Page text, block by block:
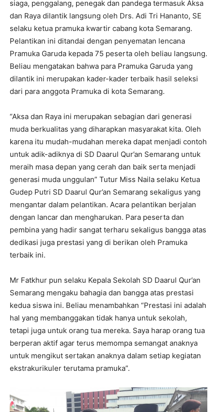
siaga, penggalang, penegak dan pandega termasuk Aksa
dan Raya dilantik langsung oleh Drs. Adi Tri Hananto, SE
selaku ketua pramuka kwartir cabang kota Semarang.
Pelantikan ini ditandai dengan penyematan lencana
Pramuka Garuda kepada 75 peserta oleh beliau langsung.
Beliau mengatakan bahwa para Pramuka Garuda yang
dilantik ini merupakan kader-kader terbaik hasil seleksi
dari para anggota Pramuka di kota Semarang.
“Aksa dan Raya ini merupakan sebagian dari generasi
muda berkualitas yang diharapkan masyarakat kita. Oleh
karena itu mudah-mudahan mereka dapat menjadi contoh
untuk adik-adiknya di SD Daarul Qur’an Semarang untuk
meraih masa depan yang cerah dan baik serta menjadi
generasi muda unggulan” Tutur Miss Naila selaku Ketua
Gudep Putri SD Daarul Qur’an Semarang sekaligus yang
mengantar dalam pelantikan. Acara pelantikan berjalan
dengan lancar dan mengharukan. Para peserta dan
pembina yang hadir sangat terharu sekaligus bangga atas
dedikasi juga prestasi yang di berikan oleh Pramuka
terbaik ini.
Mr Fatkhur pun selaku Kepala Sekolah SD Daarul Qur’an
Semarang mengaku bahagia dan bangga atas prestasi
kedua siswa ini. Beliau menambahkan “Prestasi ini adalah
hal yang membanggakan tidak hanya untuk sekolah,
tetapi juga untuk orang tua mereka. Saya harap orang tua
berperan aktif agar terus memompa semangat anaknya
untuk mengikut sertakan anaknya dalam setiap kegiatan
ekstrakurikuler terutama pramuka”.